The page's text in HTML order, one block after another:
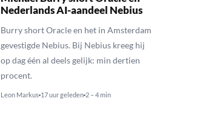
Nederlands AI-aandeel Nebius
Burry short Oracle en het in Amsterdam
gevestigde Nebius. Bij Nebius kreeg hij
op dag één al deels gelijk: min dertien
procent.
Leon Markus 17 uur geleden 2 – 4 min